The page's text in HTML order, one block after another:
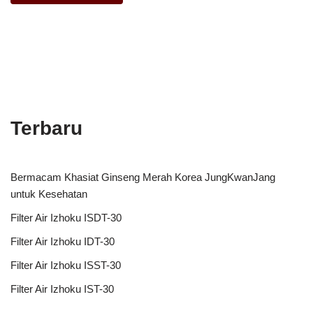
Terbaru
Bermacam Khasiat Ginseng Merah Korea JungKwanJang
untuk Kesehatan
Filter Air Izhoku ISDT-30
Filter Air Izhoku IDT-30
Filter Air Izhoku ISST-30
Filter Air Izhoku IST-30